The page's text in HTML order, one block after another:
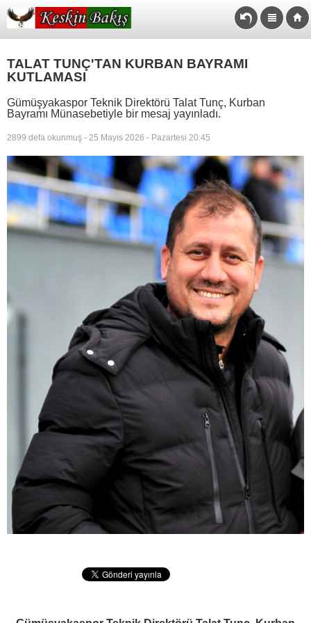
TALAT TUNÇ'TAN KURBAN BAYRAMI
KUTLAMASI
Gümüşyakaspor Teknik Direktörü Talat Tunç, Kurban
Bayramı Münasebetiyle bir mesaj yayınladı.
2899 defa okunmuş - 25 Mayıs 2026 - Pazartesi 20:45